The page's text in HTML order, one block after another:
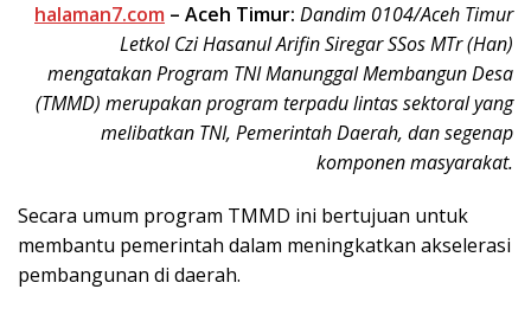
halaman7.com – Aceh Timur: Dandim 0104/Aceh Timur
Letkol Czi Hasanul Arifin Siregar SSos MTr (Han)
mengatakan Program TNI Manunggal Membangun Desa
(TMMD) merupakan program terpadu lintas sektoral yang
melibatkan TNI, Pemerintah Daerah, dan segenap
komponen masyarakat.
Secara umum program TMMD ini bertujuan untuk
membantu pemerintah dalam meningkatkan akselerasi
pembangunan di daerah.